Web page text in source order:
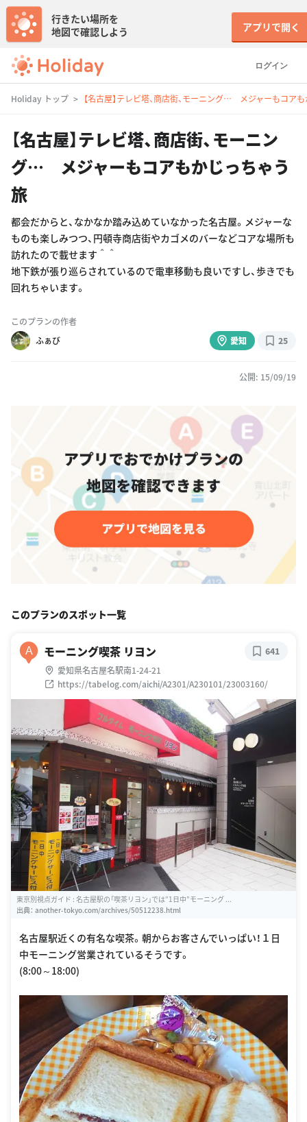
ログイン
行きたい場所を
地図で確認しよう
アプリで開く
Holiday トップ 【名古屋】テレビ塔、商店街、モーニング… メジャーもコア
【名古屋】テレビ塔、商店街、モーニン
グ… メジャーもコアもかじっちゃう
旅
都会だからと、なかなか踏み込めていなかった名古屋。メジャーな
ものも楽しみつつ、円頓寺商店街やカゴメのバーなどコアな場所も
訪れたので載せます＾＾
地下鉄が張り巡らされているので電車移動も良いですし、歩きでも
回れちゃいます。
このプランの作者
ふぁび
愛知 25
公開: 15/09/19
このプランのスポット一覧
A モーニング喫茶 リヨン
愛知県名古屋名駅南1-24-21
https://tabelog.com/aichi/A2301/A230101/23003160/
641
東京別視点ガイド : 名古屋駅の「喫茶リヨン」では”1日中”モーニング ...
出典： another-tokyo.com/archives/50512238.html
名古屋駅近くの有名な喫茶。朝からお客さんでいっぱい！１日
中モーニング営業されているそうです。
(8:00～18:00)